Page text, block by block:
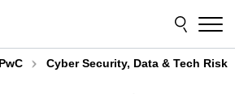
Cyber Security, Data & Tech Risk